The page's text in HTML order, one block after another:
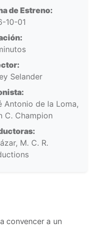
de Estreno:
10-01
Selander
Antonio de la Loma,
C. Champion
M. C. R.
convencer a un